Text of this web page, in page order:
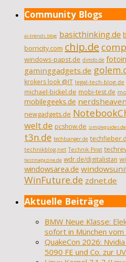
Community Blogs
ai-trends.blog basicthinking.de
borncity.com chip.de
windows-papst.de dimdo.de
gaminggadgets.de
krokers look @IT legal-tech-blog.de
michael-bickel.de mobi-test.de
mobilegeeks.de
newgadgets.de
welt.de pcshow.de simpleguides.de
t3n.de techbanger.de
technikblog.net Technik Pirat
testmagazine.de wdr.de/digitalistan
windowsarea.de
WinFuture.de zdnet.de
Aktuelle Beiträge
BMW Neue Klasse:
sofort in München vom
QuakeCon 2026:
5090 FE und Co. zur